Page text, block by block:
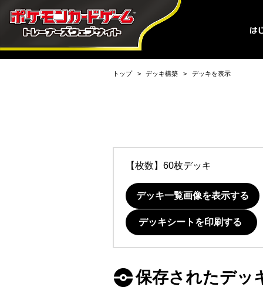
トップ デッキ構築 デッキを表示
【枚数】60枚デッキ
デッキ一覧画像を表示する
デッキシートを印刷する
保存されたデッ